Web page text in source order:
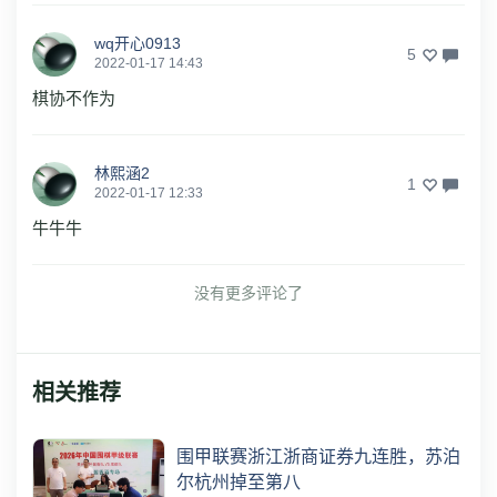
wq开心0913
2022-01-17 14:43 5
棋协不作为
林熙涵2
2022-01-17 12:33 1
牛牛牛
没有更多评论了
相关推荐
围甲联赛浙江浙商证券九连胜，苏泊
尔杭州掉至第八